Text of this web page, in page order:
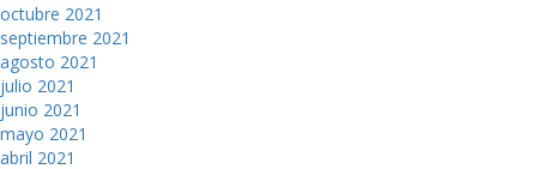
octubre 2021
septiembre 2021
agosto 2021
julio 2021
junio 2021
mayo 2021
abril 2021